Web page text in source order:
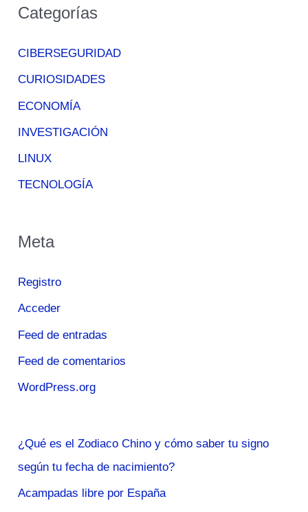
Categorías
CIBERSEGURIDAD
CURIOSIDADES
ECONOMÍA
INVESTIGACIÓN
LINUX
TECNOLOGÍA
Meta
Registro
Acceder
Feed de entradas
Feed de comentarios
WordPress.org
¿Qué es el Zodiaco Chino y cómo saber tu signo
según tu fecha de nacimiento?
Acampadas libre por España